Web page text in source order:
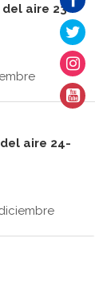
aire 23-
aire 24-